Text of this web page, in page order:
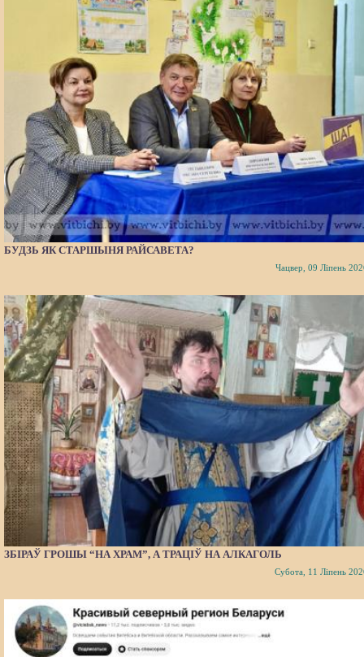
БУДЗЬ ЯК СТАРШЫНЯ РАЙСАВЕТА?
Чацвер, 09 Ліпень
ЗБІРАЎ ГРОШЫ “НА ХРАМ”, А ТРАЦІЎ НА АЛКАГОЛЬ
Субота, 11 Ліпень